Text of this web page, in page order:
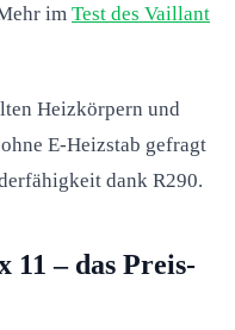
im Test des Vaillant
Heizkörpern und
E-Heizstab gefragt
dank R290.
11 – das Preis-